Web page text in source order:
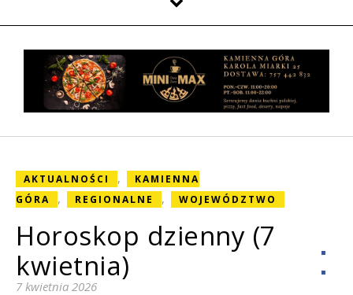
AKTUALNOŚCI ,
KAMIENNA
GÓRA
, REGIONALNE , WOJEWÓDZTWO
Horoskop dzienny (7
kwietnia)
7 kwietnia 2026